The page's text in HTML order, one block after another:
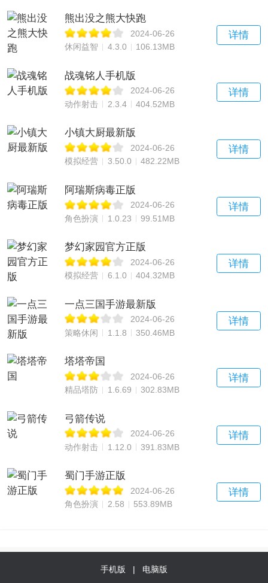
熊出没之熊大快跑
2024-06-26
休闲益智
4.3.0 106.13MB
详情
战魂铭人手机版
2024-06-26
动作射击
2.3.4 404.52MB
详情
小镇大厨最新版
2024-06-26
模拟经营
3.50.0 482.22MB
详情
阿瑞斯病毒正版
2024-06-26
角色扮演
1.0.23 99.51MB
详情
梦幻家园官方正版
2024-06-26
模拟经营
6.1.0 404.32MB
详情
一点三国手游最新版
2024-06-26
策略休闲
1.1.8 350.46MB
详情
塔塔帝国
2024-06-26
精品塔防
1.6.69 302.83MB
详情
弓箭传说
2024-06-26
动作射击
1.12.0 391.83MB
详情
蜀门手游正版
2024-06-26
角色扮演
2.58 553.89MB
详情
手机版 | 电脑版